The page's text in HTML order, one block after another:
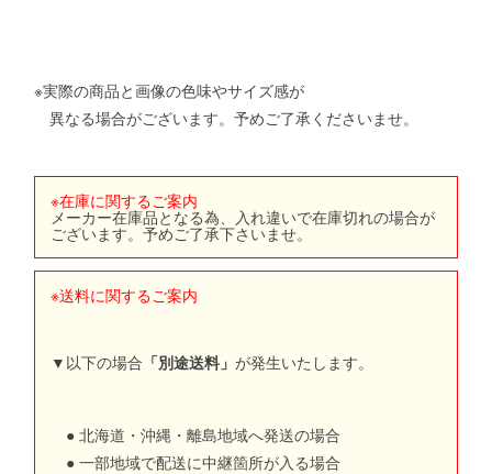
※実際の商品と画像の色味やサイズ感が
異なる場合がございます。予めご了承くださいませ。
※在庫に関するご案内
メーカー在庫品となる為、入れ違いで在庫切れの場合が
ございます。予めご了承下さいませ。
※送料に関するご案内
▼以下の場合 「別途送料」 が発生いたします。
● 北海道・沖縄・離島地域へ発送の場合
● 一部地域で配送に中継箇所が入る場合